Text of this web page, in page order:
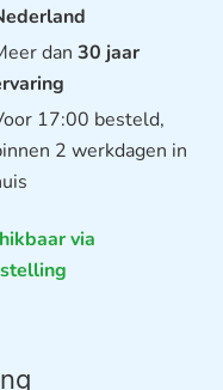
dan 30 jaar
17:00 besteld,
2 werkdagen in
via